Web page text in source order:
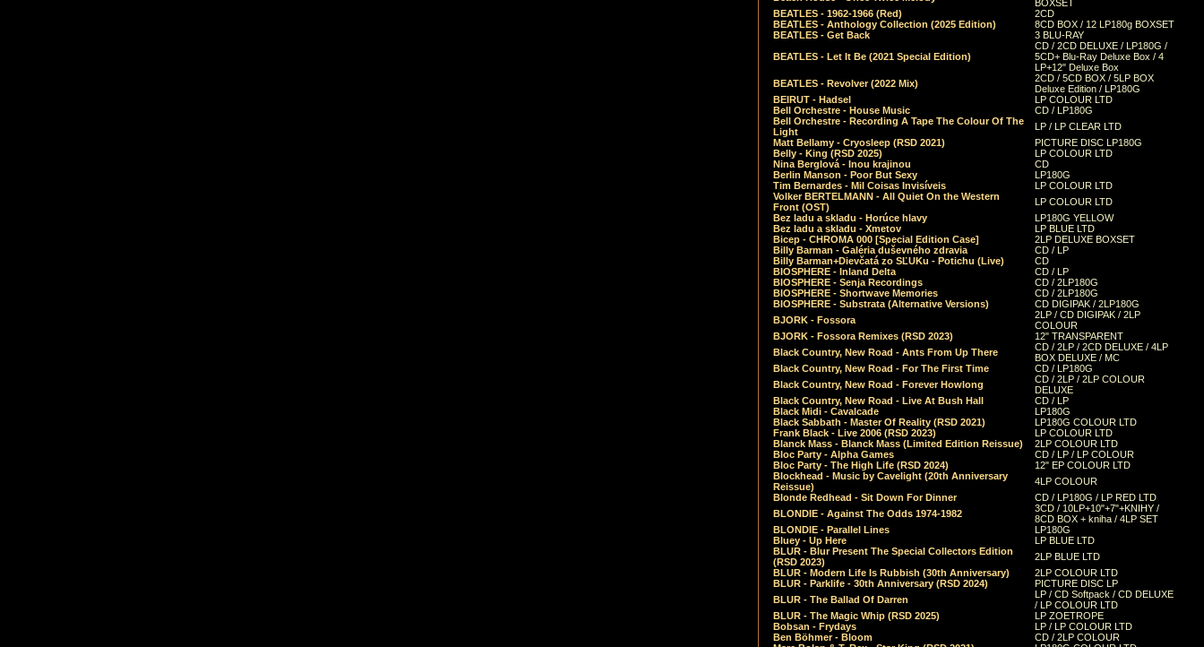
BOXSET
BEATLES - 1962-1966 (Red)
2CD
BEATLES - Anthology Collection (2025 Edition)
8CD BOX / 12 LP180g BOXSET
BEATLES - Get Back
3 BLU-RAY
BEATLES - Let It Be (2021 Special Edition)
CD / 2CD DELUXE / LP180G /
5CD+ Blu-Ray Deluxe Box / 4
LP+12" Deluxe Box
BEATLES - Revolver (2022 Mix)
2CD / 5CD BOX / 5LP BOX
Deluxe Edition / LP180G
BEIRUT - Hadsel
LP COLOUR LTD
Bell Orchestre - House Music
CD / LP180G
Bell Orchestre - Recording A Tape The Colour Of The
Light
LP / LP CLEAR LTD
Matt Bellamy - Cryosleep (RSD 2021)
PICTURE DISC LP180G
Belly - King (RSD 2025)
LP COLOUR LTD
Nina Berglová - Inou krajinou
CD
Berlin Manson - Poor But Sexy
LP180G
Tim Bernardes - Mil Coisas Invis​í​veis
LP COLOUR LTD
Volker BERTELMANN - All Quiet On the Western
Front (OST)
LP COLOUR LTD
Bez ladu a skladu - Horúce hlavy
LP180G YELLOW
Bez ladu a skladu - Xmetov
LP BLUE LTD
Bicep - CHROMA 000 [Special Edition Case]
2LP DELUXE BOXSET
Billy Barman - Galéria duševného zdravia
CD / LP
Billy Barman+Dievčatá zo SĽUKu - Potichu (Live)
CD
BIOSPHERE - Inland Delta
CD / LP
BIOSPHERE - Senja Recordings
CD / 2LP180G
BIOSPHERE - Shortwave Memories
CD / 2LP180G
BIOSPHERE - Substrata (Alternative Versions)
CD DIGIPAK / 2LP180G
BJORK - Fossora
2LP / CD DIGIPAK / 2LP
COLOUR
BJORK - Fossora Remixes (RSD 2023)
12" TRANSPARENT
Black Country, New Road - Ants From Up There
CD / 2LP / 2CD DELUXE / 4LP
BOX DELUXE / MC
Black Country, New Road - For The First Time
CD / LP180G
Black Country, New Road - Forever Howlong
CD / 2LP / 2LP COLOUR
DELUXE
Black Country, New Road - Live At Bush Hall
CD / LP
Black Midi - Cavalcade
LP180G
Black Sabbath - Master Of Reality (RSD 2021)
LP180G COLOUR LTD
Frank Black - Live 2006 (RSD 2023)
LP COLOUR LTD
Blanck Mass - Blanck Mass (Limited Edition Reissue)
2LP COLOUR LTD
Bloc Party - Alpha Games
CD / LP / LP COLOUR
Bloc Party - The High Life (RSD 2024)
12" EP COLOUR LTD
Blockhead - Music by Cavelight (20th Anniversary
Reissue)
4LP COLOUR
Blonde Redhead - Sit Down For Dinner
CD / LP180G / LP RED LTD
BLONDIE - Against The Odds 1974-1982
3CD / 10LP+10"+7"+KNIHY /
8CD BOX + kniha / 4LP SET
BLONDIE - Parallel Lines
LP180G
Bluey - Up Here
LP BLUE LTD
BLUR - Blur Present The Special Collectors Edition
(RSD 2023)
2LP BLUE LTD
BLUR - Modern Life Is Rubbish (30th Anniversary)
2LP COLOUR LTD
BLUR - Parklife - 30th Anniversary (RSD 2024)
PICTURE DISC LP
BLUR - The Ballad Of Darren
LP / CD Softpack / CD DELUXE
/ LP COLOUR LTD
BLUR - The Magic Whip (RSD 2025)
LP ZOETROPE
Bobsan - Frydays
LP / LP COLOUR LTD
Ben Böhmer - Bloom
CD / 2LP COLOUR